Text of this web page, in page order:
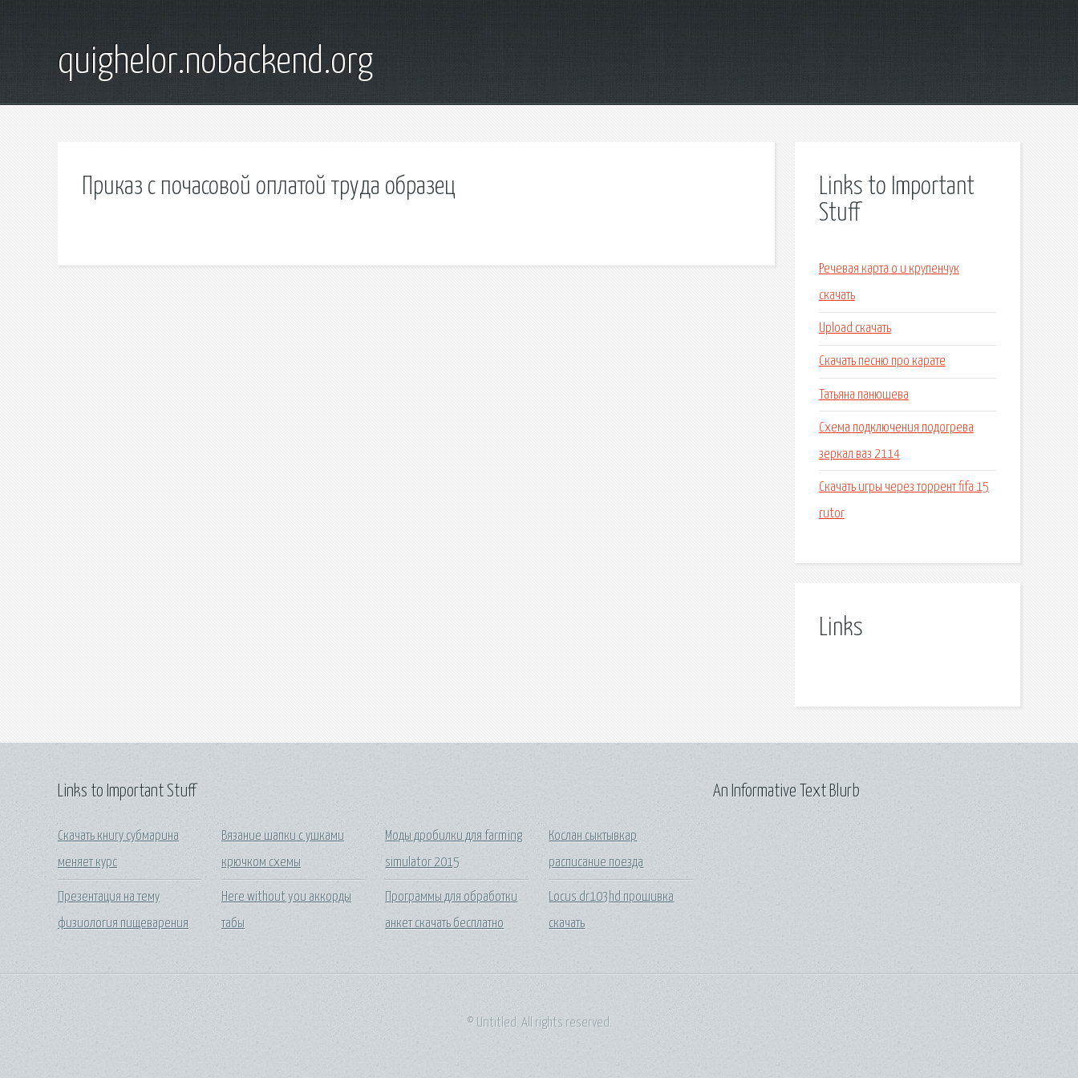
quighelor.nobackend.org
Приказ с почасовой оплатой труда образец
Links to Important
Stuff
Речевая карта о и крупенчук
скачать
Upload скачать
Скачать песню про карате
Татьяна панюшева
Схема подключения подогрева
зеркал ваз 2114
Скачать игры через торрент fifa 15
rutor
Links
Links to Important Stuff
Скачать книгу субмарина
меняет курс
Презентация на тему
физиология пищеварения
Вязание шапки с ушками
крючком схемы
Here without you аккорды
табы
Моды дробилки для farming
simulator 2015
Программы для обработки
анкет скачать бесплатно
Кослан сыктывкар
расписание поезда
Locus dr103hd прошивка
скачать
An Informative Text Blurb
© Untitled. All rights reserved.